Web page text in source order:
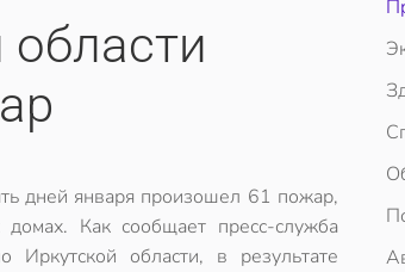
области
дней января произошел 61 пожар,
Как сообщает пресс-служба
области, в результате